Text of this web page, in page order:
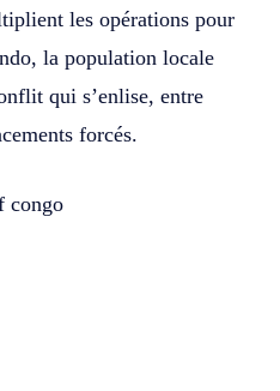
les opérations pour
la population locale
qui s’enlise, entre
forcés.
congo